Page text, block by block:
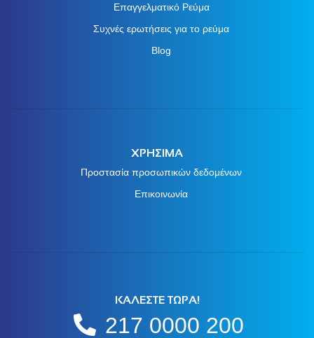
Επαγγελματικό Ρεύμα
Συχνές ερωτήσεις για το ρεύμα
Blog
ΧΡΗΣΙΜΑ
Προστασία προσωπικών δεδομένων
Επικοινωνία
ΚΑΛΕΣΤΕ ΤΩΡΑ!
217 0000 200